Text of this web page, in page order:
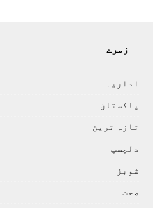
زمرے
اداريہ
پاکستان
تازہ ترين
دلچسپ
شوبز
صحت